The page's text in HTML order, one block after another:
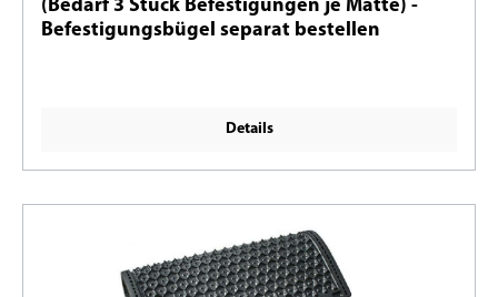
(Bedarf 3 Stück Befestigungen je Matte) -
Befestigungsbügel separat bestellen
Details